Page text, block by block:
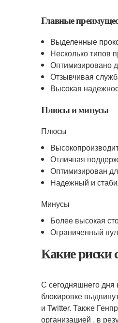
Главные
Выделенные
Несколько типов
Оптимизировано
Отзывчивая
Высокая
Плюсы и минусы
Плюсы
Отличная
Оптимизирован
Надежный и
Минусы
Более высокая
Ограниченный
Какие риски
С сегодняшнего
блокировке
и Twitter. Также
организацией , в